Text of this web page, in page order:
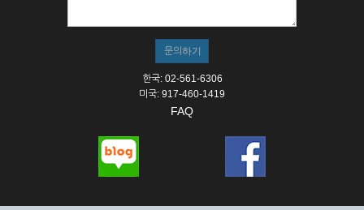
한국: 02-561-6306
미국: 917-460-1419
FAQ